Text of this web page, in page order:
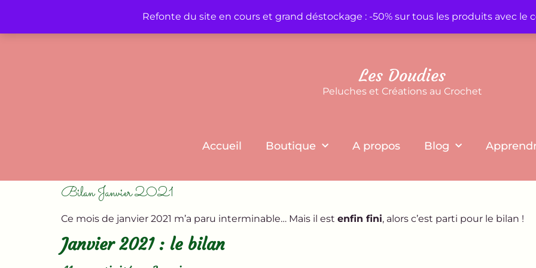
Refonte du site en cours et grand déstockage : -50% sur tous les produits avec le
Les Doudies
Peluches et Créations au Crochet
Accueil Boutique A propos Blog
Bilan Janvier 2021
Ce mois de janvier 2021 m’a paru interminable… Mais il est enfin fini, alors c’est parti pour le bilan !
Janvier 2021 : le bilan